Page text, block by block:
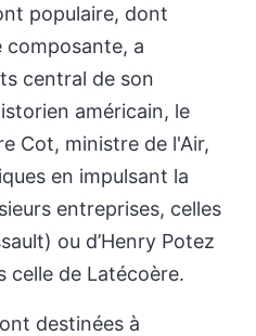
populaire, dont
composante, a
central de son
américain, le
Cot, ministre de l'Air,
en impulsant la
entreprises, celles
ou d’Henry Potez
celle de Latécoère.
destinées à